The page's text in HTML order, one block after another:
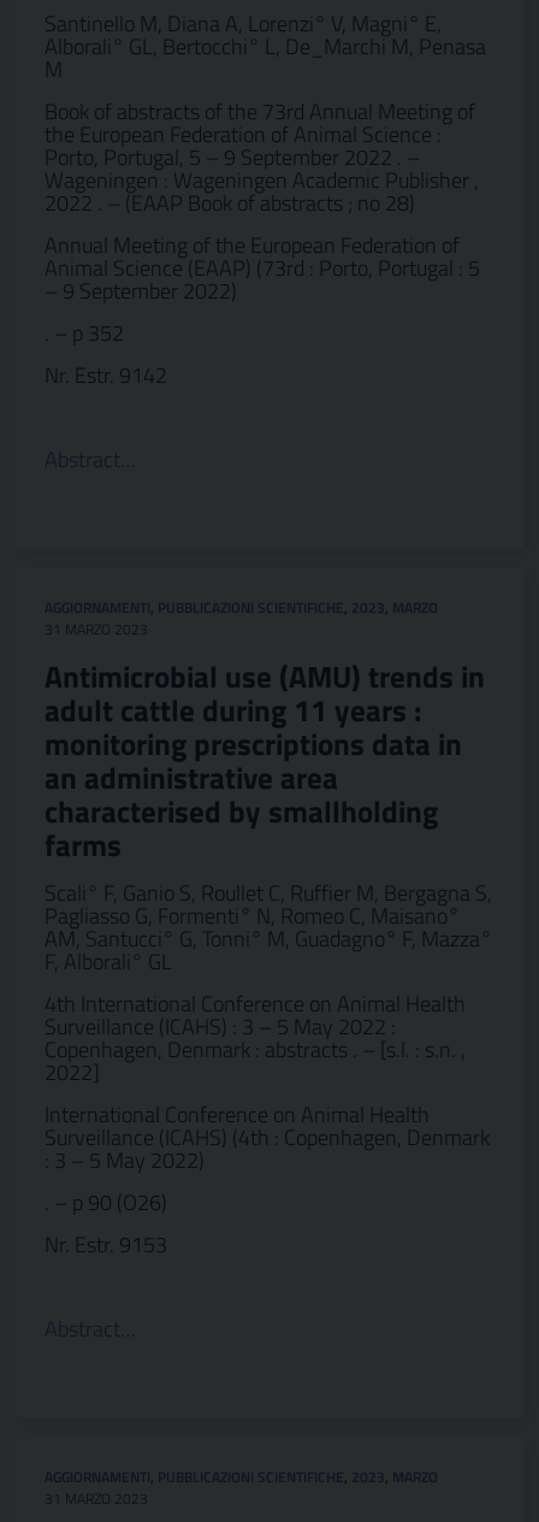
Santinello M, Diana A, Lorenzi° V, Magni° E,
Alborali° GL, Bertocchi° L, De_Marchi M, Penasa
M
Book of abstracts of the 73rd Annual Meeting of
the European Federation of Animal Science :
Porto, Portugal, 5 – 9 September 2022 . –
Wageningen : Wageningen Academic Publisher ,
2022 . – (EAAP Book of abstracts ; no 28)
Annual Meeting of the European Federation of
Animal Science (EAAP) (73rd : Porto, Portugal : 5
– 9 September 2022)
. – p 352
Nr. Estr. 9142
Abstract…
AGGIORNAMENTI, PUBBLICAZIONI SCIENTIFICHE, 2023, MARZO
31 MARZO 2023
Antimicrobial use (AMU) trends in
adult cattle during 11 years :
monitoring prescriptions data in
an administrative area
characterised by smallholding
farms
Scali° F, Ganio S, Roullet C, Ruffier M, Bergagna S,
Pagliasso G, Formenti° N, Romeo C, Maisano°
AM, Santucci° G, Tonni° M, Guadagno° F, Mazza°
F, Alborali° GL
4th International Conference on Animal Health
Surveillance (ICAHS) : 3 – 5 May 2022 :
Copenhagen, Denmark : abstracts . – [s.l. : s.n. ,
2022]
International Conference on Animal Health
Surveillance (ICAHS) (4th : Copenhagen, Denmark
: 3 – 5 May 2022)
. – p 90 (O26)
Nr. Estr. 9153
Abstract…
AGGIORNAMENTI, PUBBLICAZIONI SCIENTIFICHE, 2023, MARZO
31 MARZO 2023